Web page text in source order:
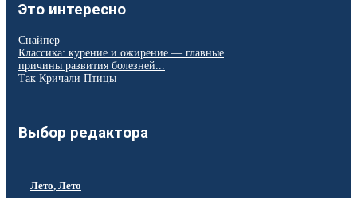
Это интересно
Снайпер
Классика: курение и ожирение — главные
причины развития болезней...
Так Кричали Птицы
Выбор редактора
Лето, Лето